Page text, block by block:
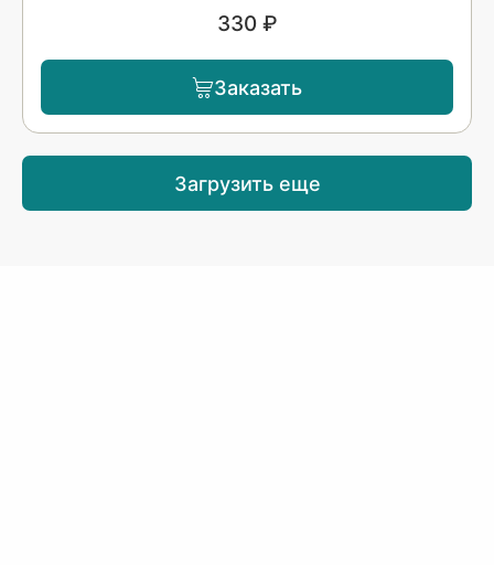
330 ₽
Заказать
Загрузить еще